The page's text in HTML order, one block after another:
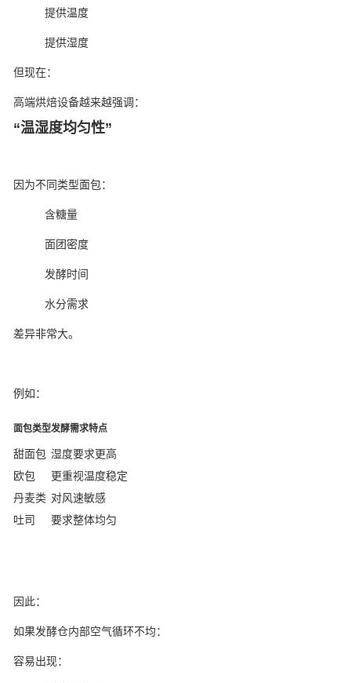
提供温度
提供湿度
但现在：
高端烘焙设备越来越强调：
“温湿度均匀性”
因为不同类型面包：
含糖量
面团密度
发酵时间
水分需求
差异非常大。
例如：
面包类型发酵需求特点
甜面包 湿度要求更高
欧包
更重视温度稳定
丹麦类 对风速敏感
吐司
要求整体均匀
因此：
如果发酵仓内部空气循环不均：
容易出现：